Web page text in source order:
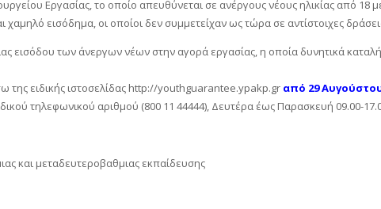
Εργασίας, το οποίο απευθύνεται σε ανέργους νέους ηλικίας από
εισόδημα, οι οποίοι δεν συμμετείχαν ως τώρα σε αντίστοιχες
εισόδου των άνεργων νέων στην αγορά εργασίας, η οποία δυνητικά
ειδικής ιστοσελίδας http://youthguarantee.ypakp.gr από 29
τηλεφωνικού αριθμού (800 11 44444), Δευτέρα έως Παρασκευή 09.00-
και μεταδευτεροβαθμιας εκπαίδευσης